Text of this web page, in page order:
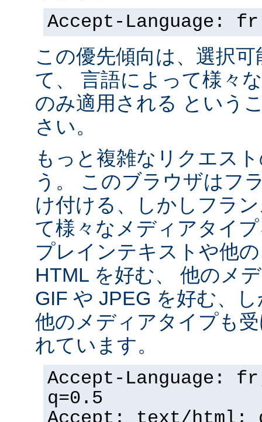
Accept-Language: fr
この優先傾向は、選択
て、 言語によって様々
のみ適用される という
さい。
もっと複雑なリクエス
う。 このブラウザはフ
け付ける、しかしフラ
て様々なメディアタイ
プレインテキストや他
HTML を好む、 他のメ
GIF や JPEG を好む、
他のメディアタイプも
れています。
Accept-Language:
q=0.5